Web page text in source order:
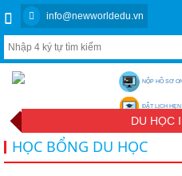
info@newworldedu.vn
NỘP HỒ SƠ
ĐẶT LỊCH HẸN
DU HỌC
HỌC BỔNG DU HỌC